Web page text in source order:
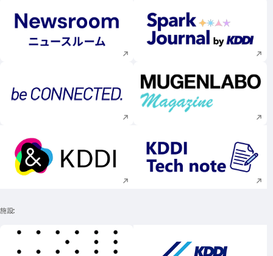
新規ウィンドウで開く 新規ウィンドウで
新規ウィンドウで開く 新規ウィンドウで
新規ウィンドウで開く 新規ウィンドウで
施設